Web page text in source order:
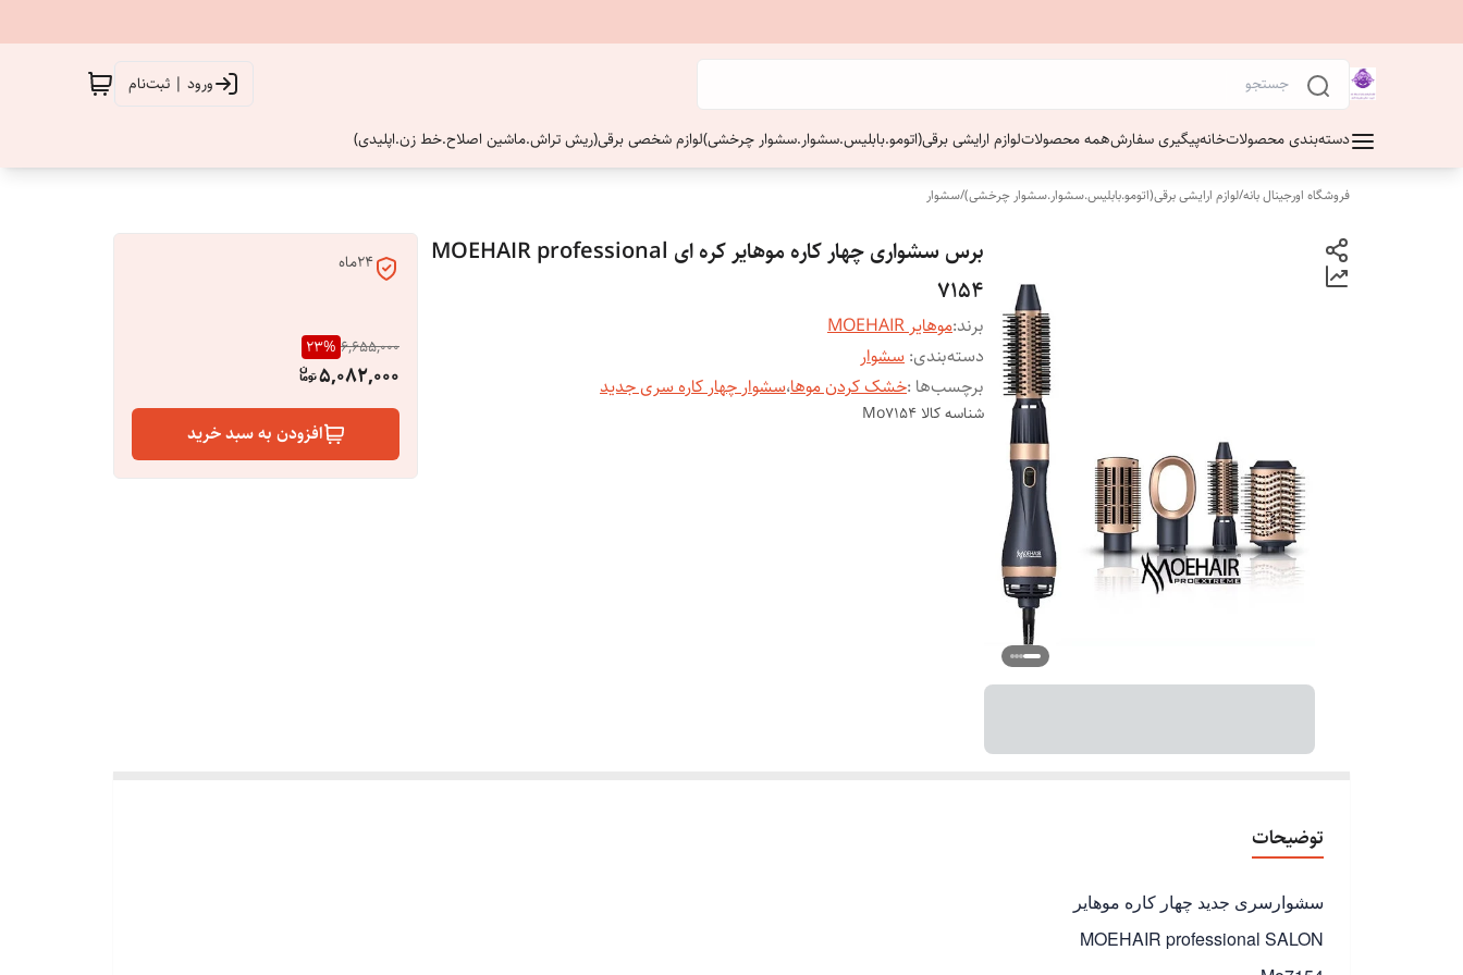
ورود | ثبت‌نام
دسته‌بندی محصولاتخانهپیگیری سفارشهمه محصولاتلوازم ارایشی برقی(اتومو.بابلیس.سشوار.سشوار چرخشی)لوازم شخصی برقی(ریش تراش.ماشین اصلاح.خط زن.اپلیدی)
فروشگاه اورجینال بانه/لوازم ارایشی برقی(اتومو.بابلیس.سشوار.سشوار چرخشی)/سشوار
برس سشواری چهار کاره موهایر کره ای MOEHAIR professional
7154
برند:موهایر MOEHAIR
دسته‌بندی: سشوار
برچسب‌ها :خشک کردن موها،سشوار چهار کاره سری جدید
شناسه کالا Mo7154
۲۴ماه
6,655,000
23%
5,082,000
افزودن به سبد خرید
توضیحات
سشوارسری جدید چهار کاره موهایر
MOEHAIR professional SALON